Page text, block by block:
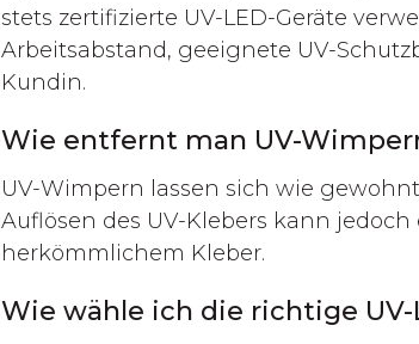
stets zertifizierte UV-LED-Geräte
Arbeitsabstand, geeignete UV-
Kundin.
Wie entfernt man UV-
UV-Wimpern lassen sich wie
Auflösen des UV-Klebers kann
herkömmlichem Kleber.
Wie wähle ich die richtige UV-